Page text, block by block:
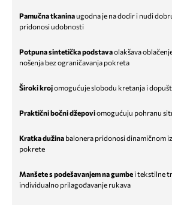
Pamučna tkaninaugodna je na dodir i nudi
pridonosi udobnosti
Potpuna sintetička podstavaolakšava
nošenja bez ograničavanja pokreta
Široki krojomogućuje slobodu kretanja i
Praktični bočni džepoviomogućuju pohranu
Kratka dužina balonera pridonosi dinamičnom
pokrete
Manšete s podešavanjem na gumbe i tekstilne
individualno prilagođavanje rukava